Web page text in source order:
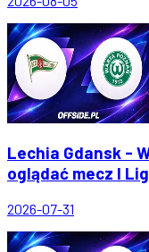
Lechia Gdansk -
oglądać mecz I
2026-07-31